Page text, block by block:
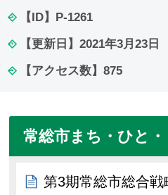
【ID】 P-1261
【更新日】 2021年3月23日
【アクセス数】 875
常総市まち・ひと
第3期常総市総合